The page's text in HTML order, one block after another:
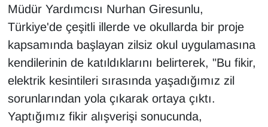
Müdür Yardımcısı Nurhan Giresunlu,
Türkiye'de çeşitli illerde ve okullarda bir proje
kapsamında başlayan zilsiz okul uygulamasına
kendilerinin de katıldıklarını belirterek, "Bu fikir,
elektrik kesintileri sırasında yaşadığımız zil
sorunlarından yola çıkarak ortaya çıktı.
Yaptığımız fikir alışverişi sonucunda,
RÖPORTAJ
Seri İlan
Sinema - TV